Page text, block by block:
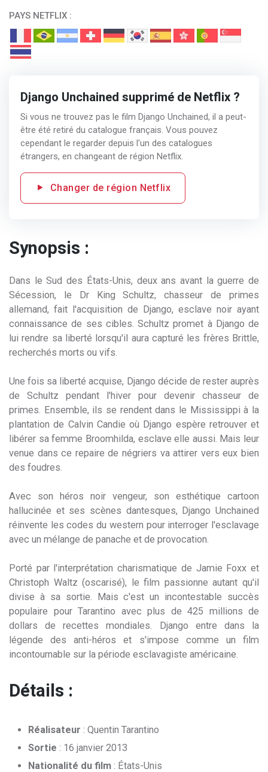
PAYS NETFLIX :
Django Unchained supprimé de Netflix ?
Si vous ne trouvez pas le film Django Unchained, il a peut-
être été retiré du catalogue français. Vous pouvez
cependant le regarder depuis l'un des catalogues
étrangers, en changeant de région Netflix.
Changer de région Netflix
Synopsis :
Dans le Sud des États-Unis, deux ans avant la guerre de
Sécession, le Dr King Schultz, chasseur de primes
allemand, fait l'acquisition de Django, esclave noir ayant
connaissance de ses cibles. Schultz promet à Django de
lui rendre sa liberté lorsqu'il aura capturé les frères Brittle,
recherchés morts ou vifs.
Une fois sa liberté acquise, Django décide de rester auprès
de Schultz pendant l'hiver pour devenir chasseur de
primes. Ensemble, ils se rendent dans le Mississippi à la
plantation de Calvin Candie où Django espère retrouver et
libérer sa femme Broomhilda, esclave elle aussi. Mais leur
venue dans ce repaire de négriers va attirer vers eux bien
des foudres.
Avec son héros noir vengeur, son esthétique cartoon
hallucinée et ses scènes dantesques, Django Unchained
réinvente les codes du western pour interroger l'esclavage
avec un mélange de panache et de provocation.
Porté par l'interprétation charismatique de Jamie Foxx et
Christoph Waltz (oscarisé), le film passionne autant qu'il
divise à sa sortie. Mais c'est un incontestable succès
populaire pour Tarantino avec plus de 425 millions de
dollars de recettes mondiales. Django entre dans la
légende des anti-héros et s'impose comme un film
incontournable sur la période esclavagiste américaine.
Détails :
Réalisateur : Quentin Tarantino
Sortie : 16 janvier 2013
Nationalité du film : États-Unis